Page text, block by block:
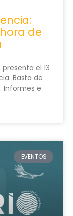
de
el 13
Basta de
Informes e
EVENTOS